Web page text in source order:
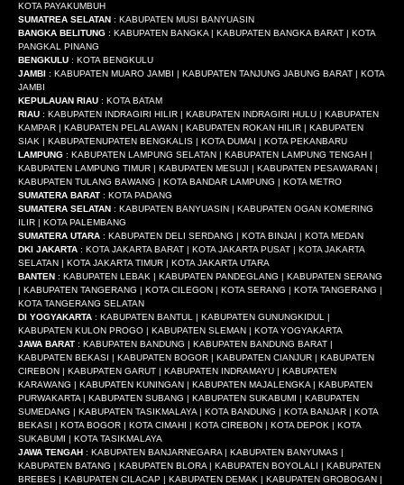
KOTA PAYAKUMBUH
SUMATREA SELATAN : KABUPATEN MUSI BANYUASIN
BANGKA BELITUNG : KABUPATEN BANGKA | KABUPATEN BANGKA BARAT | KOTA
PANGKAL PINANG
BENGKULU : KOTA BENGKULU
JAMBI : KABUPATEN MUARO JAMBI | KABUPATEN TANJUNG JABUNG BARAT | KOTA
JAMBI
KEPULAUAN RIAU : KOTA BATAM
RIAU : KABUPATEN INDRAGIRI HILIR | KABUPATEN INDRAGIRI HULU | KABUPATEN
KAMPAR | KABUPATEN PELALAWAN | KABUPATEN ROKAN HILIR | KABUPATEN
SIAK | KABUPATENUPATEN BENGKALIS | KOTA DUMAI | KOTA PEKANBARU
LAMPUNG : KABUPATEN LAMPUNG SELATAN | KABUPATEN LAMPUNG TENGAH |
KABUPATEN LAMPUNG TIMUR | KABUPATEN MESUJI | KABUPATEN PESAWARAN |
KABUPATEN TULANG BAWANG | KOTA BANDAR LAMPUNG | KOTA METRO
SUMATERA BARAT : KOTA PADANG
SUMATERA SELATAN : KABUPATEN BANYUASIN | KABUPATEN OGAN KOMERING
ILIR | KOTA PALEMBANG
SUMATERA UTARA : KABUPATEN DELI SERDANG | KOTA BINJAI | KOTA MEDAN
DKI JAKARTA : KOTA JAKARTA BARAT | KOTA JAKARTA PUSAT | KOTA JAKARTA
SELATAN | KOTA JAKARTA TIMUR | KOTA JAKARTA UTARA
BANTEN : KABUPATEN LEBAK | KABUPATEN PANDEGLANG | KABUPATEN SERANG
| KABUPATEN TANGERANG | KOTA CILEGON | KOTA SERANG | KOTA TANGERANG |
KOTA TANGERANG SELATAN
DI YOGYAKARTA : KABUPATEN BANTUL | KABUPATEN GUNUNGKIDUL |
KABUPATEN KULON PROGO | KABUPATEN SLEMAN | KOTA YOGYAKARTA
JAWA BARAT : KABUPATEN BANDUNG | KABUPATEN BANDUNG BARAT |
KABUPATEN BEKASI | KABUPATEN BOGOR | KABUPATEN CIANJUR | KABUPATEN
CIREBON | KABUPATEN GARUT | KABUPATEN INDRAMAYU | KABUPATEN
KARAWANG | KABUPATEN KUNINGAN | KABUPATEN MAJALENGKA | KABUPATEN
PURWAKARTA | KABUPATEN SUBANG | KABUPATEN SUKABUMI | KABUPATEN
SUMEDANG | KABUPATEN TASIKMALAYA | KOTA BANDUNG | KOTA BANJAR | KOTA
BEKASI | KOTA BOGOR | KOTA CIMAHI | KOTA CIREBON | KOTA DEPOK | KOTA
SUKABUMI | KOTA TASIKMALAYA
JAWA TENGAH : KABUPATEN BANJARNEGARA | KABUPATEN BANYUMAS |
KABUPATEN BATANG | KABUPATEN BLORA | KABUPATEN BOYOLALI | KABUPATEN
BREBES | KABUPATEN CILACAP | KABUPATEN DEMAK | KABUPATEN GROBOGAN |